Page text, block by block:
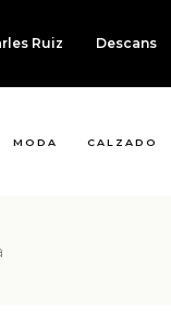
Ruiz Descans
MODA CALZADO